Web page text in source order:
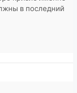
в последний